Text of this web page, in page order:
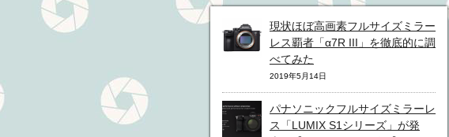
現状ほぼ高画素フルサイズミラー
レス覇者「α7R III」を徹底的に調
べてみた
2019年5月14日
パナソニックフルサイズミラーレ
ス「LUMIX S1シリーズ」が発